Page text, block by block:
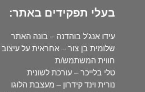
בעלי תפקידים באתר:
עידו אנג'ל בוהדנה – בונה האתר
שלומית בן צור – אחראית על
חווית המשתמש/ת
טלי בלייכר – עורכת לשונית
נורית וינד קידרון – מעצבת הלוגו